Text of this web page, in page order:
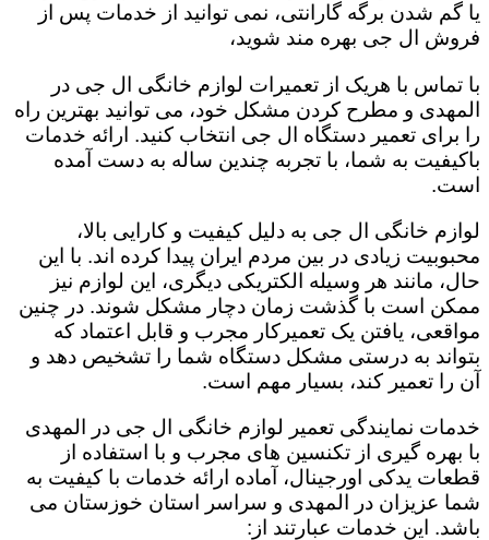
یا گم شدن برگه گارانتی، نمی توانید از خدمات پس از
فروش ال جی بهره مند شوید،
با تماس با هریک از تعمیرات لوازم خانگی ال جی در
المهدی و مطرح کردن مشکل خود، می توانید بهترین راه
را برای تعمیر دستگاه ال جی انتخاب کنید. ارائه خدمات
باکیفیت به شما، با تجربه چندین ساله به دست آمده
است.
لوازم خانگی ال جی به دلیل کیفیت و کارایی بالا،
محبوبیت زیادی در بین مردم ایران پیدا کرده اند. با این
حال، مانند هر وسیله الکتریکی دیگری، این لوازم نیز
ممکن است با گذشت زمان دچار مشکل شوند. در چنین
مواقعی، یافتن یک تعمیرکار مجرب و قابل اعتماد که
بتواند به درستی مشکل دستگاه شما را تشخیص دهد و
آن را تعمیر کند، بسیار مهم است.
خدمات نمایندگی تعمیر لوازم خانگی ال جی در المهدی
با بهره گیری از تکنسین های مجرب و با استفاده از
قطعات یدکی اورجینال، آماده ارائه خدمات با کیفیت به
شما عزیزان در المهدی و سراسر استان خوزستان می
باشد. این خدمات عبارتند از: